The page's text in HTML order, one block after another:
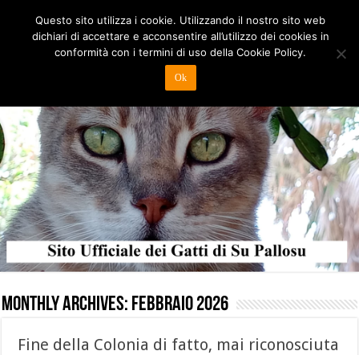
Monthly Archives: Febbraio 2026
Fine della Colonia di fatto, mai riconosciuta
Questo sito utilizza i cookie. Utilizzando il nostro sito web
dichiari di accettare e acconsentire all’utilizzo dei cookies in
conformità con i termini di uso della Cookie Policy.
Ok